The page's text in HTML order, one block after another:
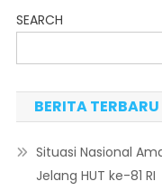
SEARCH
BERITA TERBARU
Situasi Nasional
Jelang HUT ke-81 RI